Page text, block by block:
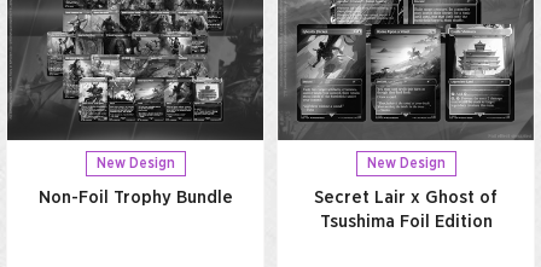
New Design
Non-Foil Trophy Bundle
New Design
Secret Lair x Ghost of
Tsushima Foil Edition